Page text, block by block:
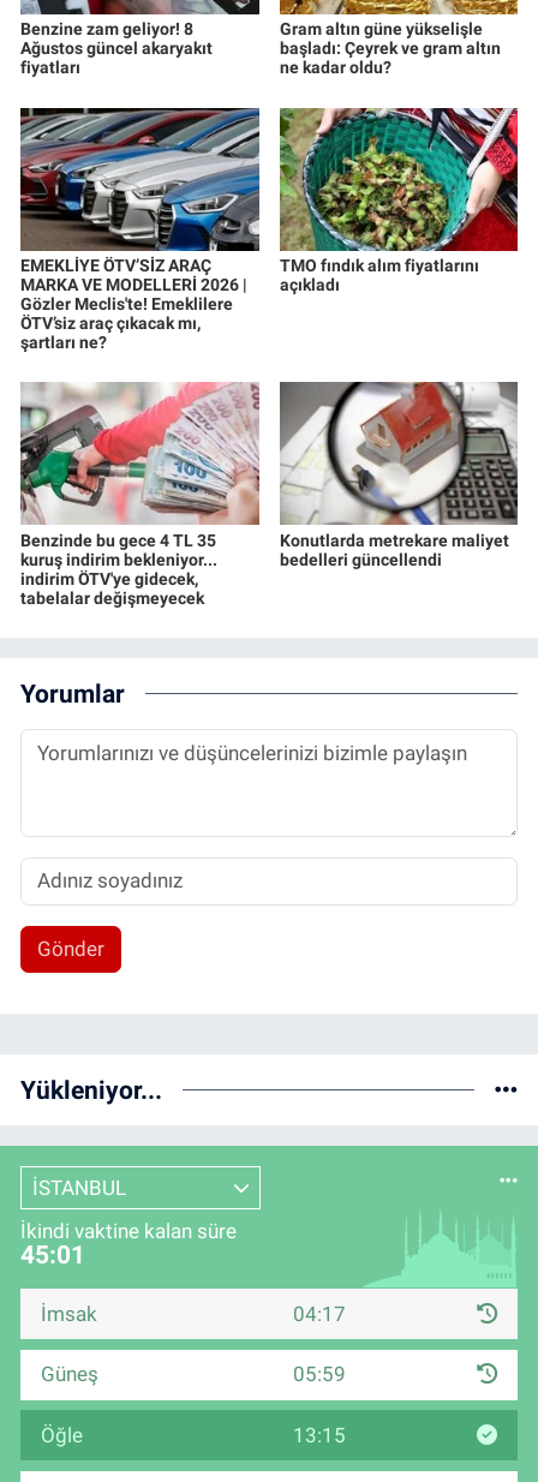
Benzine zam geliyor! 8
Ağustos güncel akaryakıt
fiyatları
Gram altın güne yükselişle
başladı: Çeyrek ve gram altın
ne kadar oldu?
EMEKLİYE ÖTV’SİZ ARAÇ
MARKA VE MODELLERİ 2026 |
Gözler Meclis'te! Emeklilere
ÖTV’siz araç çıkacak mı,
şartları ne?
TMO fındık alım fiyatlarını
açıkladı
Benzinde bu gece 4 TL 35
kuruş indirim bekleniyor...
indirim ÖTV'ye gidecek,
tabelalar değişmeyecek
Konutlarda metrekare maliyet
bedelleri güncellendi
Yorumlar
Gönder
Yükleniyor...
İSTANBUL
İkindi vaktine kalan süre
45:00
İmsak 04:17
Güneş 05:59
Öğle 13:15